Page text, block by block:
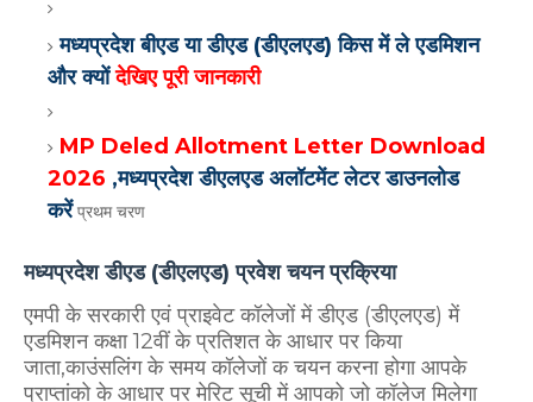
मध्यप्रदेश बीएड या डीएड (डीएलएड) किस में ले एडमिशन
और क्योंदेखिए पूरी जानकारी
MP Deled Allotment Letter Download
2026 ,मध्यप्रदेश डीएलएड अलॉटमेंट लेटर डाउनलोड
करेंप्रथम चरण
मध्यप्रदेश डीएड (डीएलएड) प्रवेश चयन प्रक्रिया
एमपी के सरकारी एवं प्राइवेट कॉलेजों में डीएड (डीएलएड) में
एडमिशन कक्षा 12वीं के प्रतिशत के आधार पर किया
जाता,काउंसलिंग के समय कॉलेजों क चयन करना होगा आपके
प्राप्तांको के आधार पर मेरिट सूची में आपको जो कॉलेज मिलेगा